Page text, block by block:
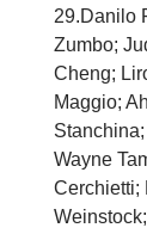
29.Danilo
Zumbo;
Cheng;
Maggio;
Wayne
Cerchietti;